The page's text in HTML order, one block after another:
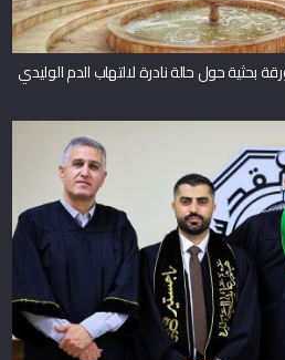
حول حالة نادرة لالتهاب الدم الوليدي